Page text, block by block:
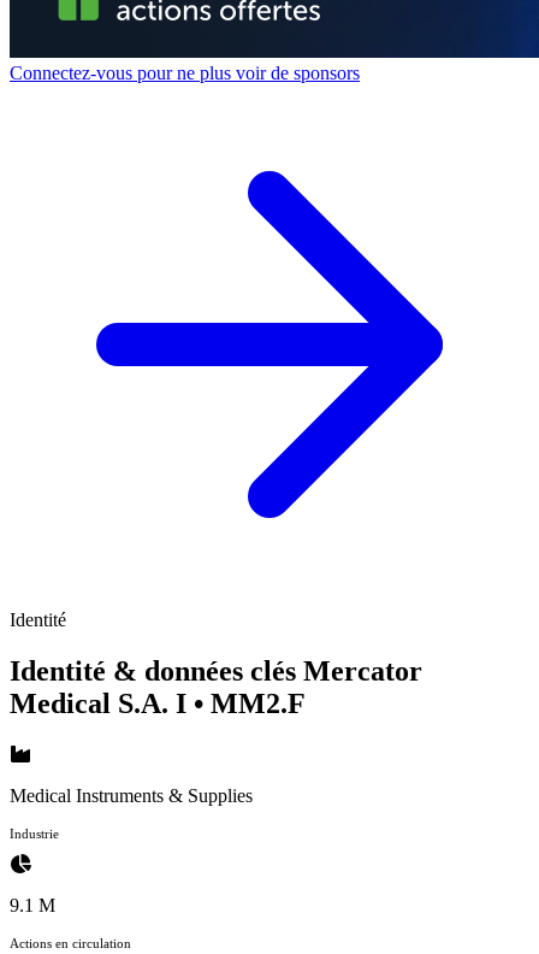
Connectez-vous pour ne plus voir de sponsors
Identité
Identité & données clés Mercator
Medical S.A. I • MM2.F
Medical Instruments & Supplies
Industrie
9.1 M
Actions en circulation